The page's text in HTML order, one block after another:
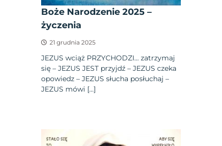
Boże Narodzenie 2025 –
życzenia
21 grudnia 2025
JEZUS wciąż PRZYCHODZI… zatrzymaj
się – JEZUS JEST przyjdź – JEZUS czeka
opowiedz – JEZUS słucha posłuchaj –
JEZUS mówi […]